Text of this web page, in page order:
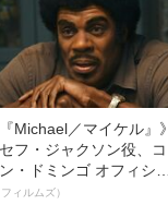
『Michael／マイケル』》
フ・ジャクソン役、コ
・ドミンゴ オフィシャ
ビュー“観客を魅了した
ィルムズ）